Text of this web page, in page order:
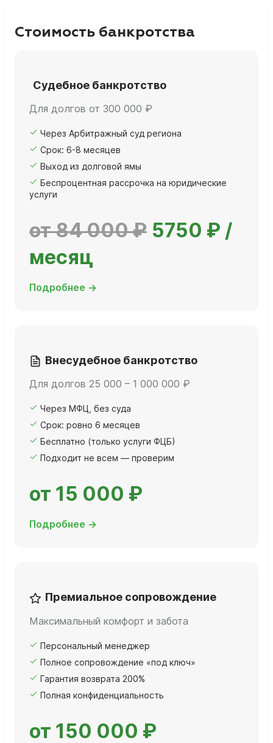
Стоимость банкротства
Судебное банкротство
Для долгов от 300 000 ₽
Через Арбитражный суд региона
Срок: 6-8 месяцев
Выход из долговой ямы
Беспроцентная рассрочка на юридические
услуги
от 84 000 ₽ 5750 ₽ /
месяц
Подробнее →
Внесудебное банкротство
Для долгов 25 000 – 1 000 000 ₽
Через МФЦ, без суда
Срок: ровно 6 месяцев
Бесплатно (только услуги ФЦБ)
Подходит не всем — проверим
от 15 000 ₽
Подробнее →
Премиальное сопровождение
Максимальный комфорт и забота
Персональный менеджер
Полное сопровождение «под ключ»
Гарантия возврата 200%
Полная конфиденциальность
от 150 000 ₽